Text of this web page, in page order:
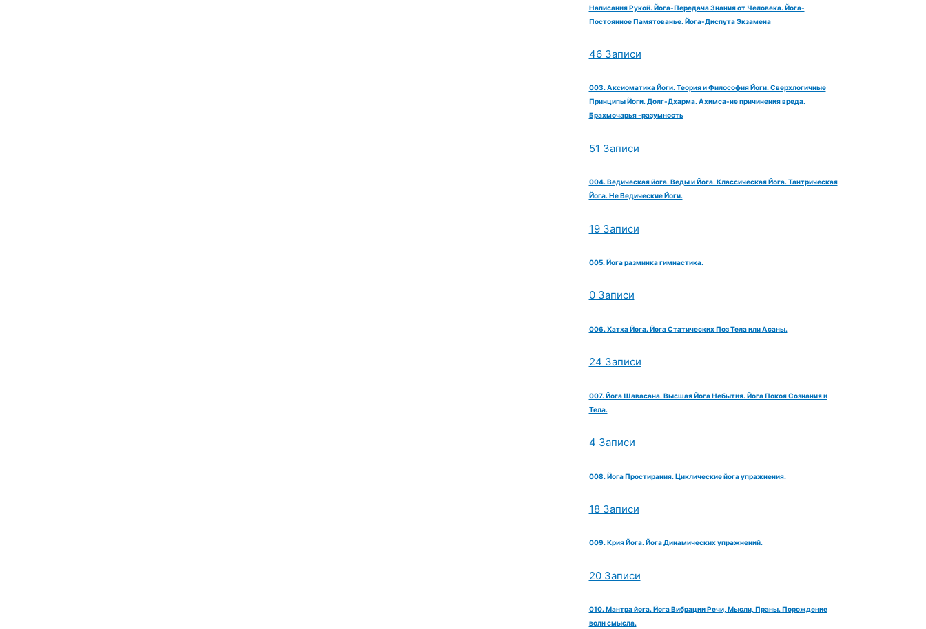
Написания Рукой. Йога-Передача Знания от Человека. Йога-
Постоянное Памятованье. Йога-Диспута Экзамена
46 Записи
003. Аксиоматика Йоги. Теория и Философия Йоги. Сверхлогичные
Принципы Йоги. Долг-Дхарма. Ахимса-не причинения вреда.
Брахмочарья -разумность
51 Записи
004. Ведическая йога. Веды и Йога. Классическая Йога. Тантрическая
Йога. Не Ведические Йоги.
19 Записи
005. Йога разминка гимнастика.
0 Записи
006. Хатха Йога. Йога Статических Поз Тела или Асаны.
24 Записи
007. Йога Шавасана. Высшая Йога Небытия. Йога Покоя Сознания и
Тела.
4 Записи
008. Йога Простирания. Циклические йога упражнения.
18 Записи
009. Крия Йога. Йога Динамических упражнений.
20 Записи
010. Мантра йога. Йога Вибрации Речи, Мысли, Праны. Порождение
волн смысла.